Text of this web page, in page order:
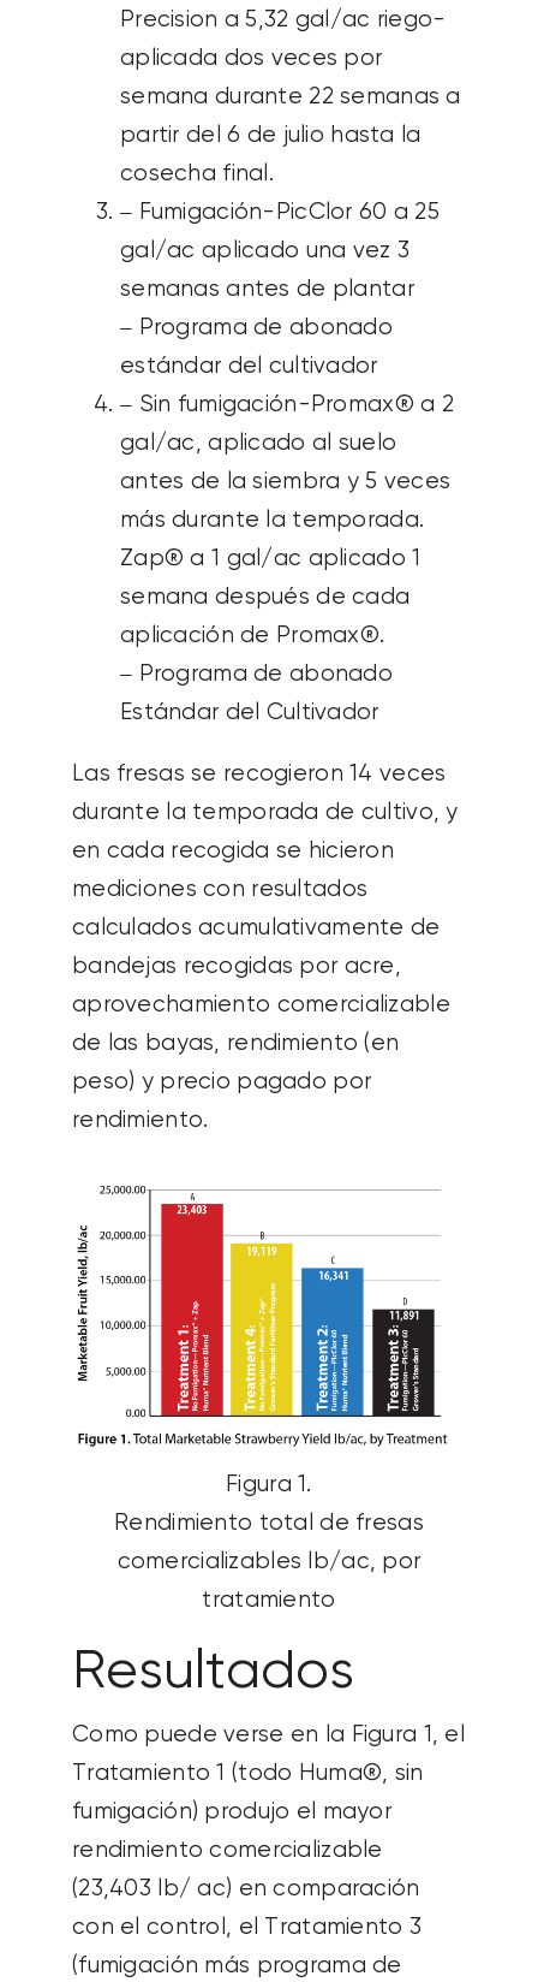
Precision a 5,32 gal/ac riego-
aplicada dos veces por
semana durante 22 semanas a
partir del 6 de julio hasta la
cosecha final.
– Fumigación-PicClor 60 a 25
gal/ac aplicado una vez 3
semanas antes de plantar
– Programa de abonado
estándar del cultivador
– Sin fumigación-Promax® a 2
gal/ac, aplicado al suelo
antes de la siembra y 5 veces
más durante la temporada.
Zap® a 1 gal/ac aplicado 1
semana después de cada
aplicación de Promax®.
– Programa de abonado
Estándar del Cultivador
Las fresas se recogieron 14 veces
durante la temporada de cultivo, y
en cada recogida se hicieron
mediciones con resultados
calculados acumulativamente de
bandejas recogidas por acre,
aprovechamiento comercializable
de las bayas, rendimiento (en
peso) y precio pagado por
rendimiento.
Figura 1.
Rendimiento total de fresas
comercializables lb/ac, por
tratamiento
Resultados
Como puede verse en la Figura 1, el
Tratamiento 1 (todo Huma®, sin
fumigación) produjo el mayor
rendimiento comercializable
(23,403 lb/ ac) en comparación
con el control, el Tratamiento 3
(fumigación más programa de